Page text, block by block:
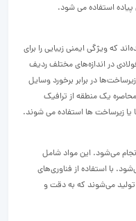
استفاده می شود.
که ویژگی ایمنی زیبایی را برای
در اندازه‌های مختلف ردیف
در برابر برخورد وسایل
یک منطقه از ترافیک
یا زیرساخت ها استفاده می شوند.
انجام می‌شود. این مواد شامل
با استفاده از فناوری‌های
می‌شوند که به دقت و